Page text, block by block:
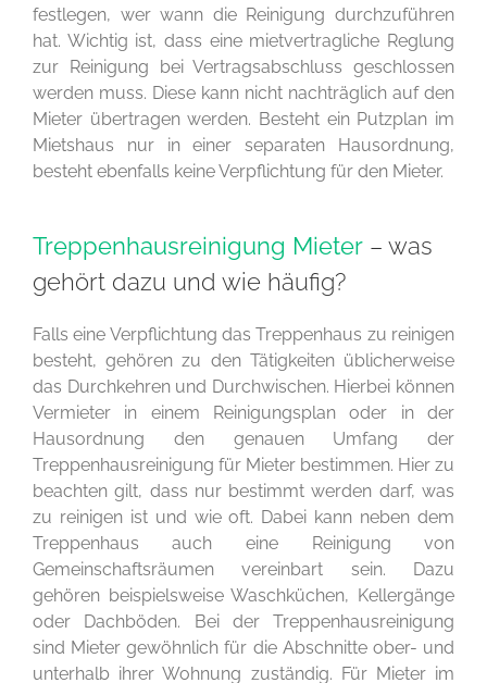
festlegen, wer wann die Reinigung durchzuführen
hat. Wichtig ist, dass eine mietvertragliche Reglung
zur Reinigung bei Vertragsabschluss geschlossen
werden muss. Diese kann nicht nachträglich auf den
Mieter übertragen werden. Besteht ein Putzplan im
Mietshaus nur in einer separaten Hausordnung,
besteht ebenfalls keine Verpflichtung für den Mieter.
Treppenhausreinigung Mieter– was
gehört dazu und wie häufig?
Falls eine Verpflichtung das Treppenhaus zu reinigen
besteht, gehören zu den Tätigkeiten üblicherweise
das Durchkehren und Durchwischen. Hierbei können
Vermieter in einem Reinigungsplan oder in der
Hausordnung den genauen Umfang der
Treppenhausreinigung für Mieter bestimmen. Hier zu
beachten gilt, dass nur bestimmt werden darf, was
zu reinigen ist und wie oft. Dabei kann neben dem
Treppenhaus auch eine Reinigung von
Gemeinschaftsräumen vereinbart sein. Dazu
gehören beispielsweise Waschküchen, Kellergänge
oder Dachböden. Bei der Treppenhausreinigung
sind Mieter gewöhnlich für die Abschnitte ober- und
unterhalb ihrer Wohnung zuständig. Für Mieter im